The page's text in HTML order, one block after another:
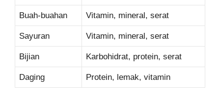
Buah-buahan Vitamin, mineral, serat
Sayuran Vitamin, mineral, serat
Bijian Karbohidrat, protein, serat
Daging Protein, lemak, vitamin